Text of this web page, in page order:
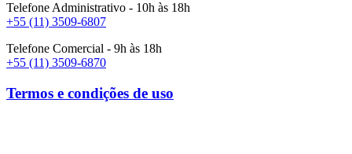
Telefone Administrativo - 10h às 18h
+55 (11) 3509-6807
Telefone Comercial - 9h às 18h
+55 (11) 3509-6870
Termos e condições de uso